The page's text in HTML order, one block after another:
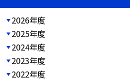
2026年度
2025年度
2024年度
2023年度
2022年度